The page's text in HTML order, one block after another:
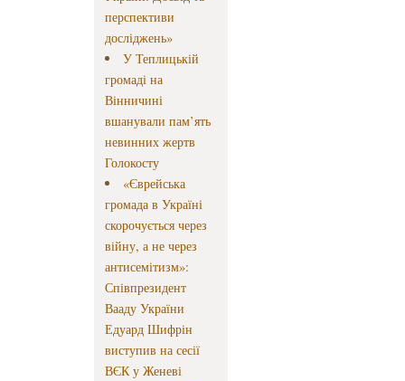
перспективи
досліджень»
У Теплицькій
громаді на
Вінничині
вшанували пам’ять
невинних жертв
Голокосту
«Єврейська
громада в Україні
скорочується через
війну, а не через
антисемітизм»:
Співпрезидент
Вааду України
Едуард Шифрін
виступив на сесії
ВЄК у Женеві